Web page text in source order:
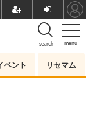
menu
search
ベント リセマム